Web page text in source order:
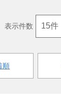
順
表示件数